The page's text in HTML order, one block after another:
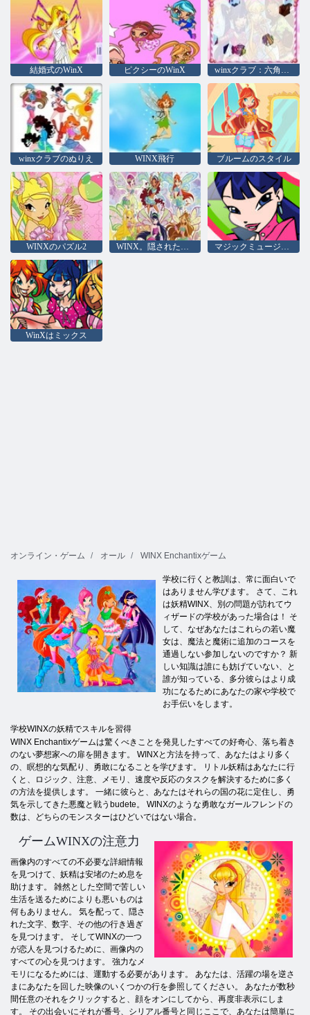
結婚式のWinX ピクシーのWinX winxクラブ：六角形のパズル
winxクラブのぬりえ WINX飛行 ブルームのスタイル
WINXのパズル2 WINX。隠された数字 マジックミュージックWINX
WinXはミックス
オンライン・ゲーム オール WINX Enchantixゲーム
学校に行くと教訓は、常に面白いで
はありません学びます。 さて、これ
は妖精WINX、別の問題が訪れてウ
ィザードの学校があった場合は！ そ
して、なぜあなたはこれらの若い魔
女は、魔法と魔術に追加のコースを
通過しない参加しないのですか？ 新
しい知識は誰にも妨げていない、と
誰が知っている、多分彼らはより成
功になるためにあなたの家や学校で
お手伝いをします。
学校WINXの妖精でスキルを習得
WINX Enchantixゲームは驚くべきことを発見したすべての好奇心、落ち着き
のない夢想家への扉を開きます。 WINXと方法を持って、あなたはより多く
の、瞑想的な気配り、勇敢になることを学びます。 リトル妖精はあなたに行
くと、ロジック、注意、メモリ、速度や反応のタスクを解決するために多く
の方法を提供します。 一緒に彼らと、あなたはそれらの国の花に定住し、勇
気を示してきた悪魔と戦うbudete。 WINXのような勇敢なガールフレンドの
数は、どちらのモンスターはひどいではない場合。
ゲームWINXの注意力
画像内のすべての不必要な詳細情報
を見つけて、妖精は安堵のため息を
助けます。 雑然とした空間で苦しい
生活を送るためによりも悪いものは
何もありません。 気を配って、隠さ
れた文字、数字、その他の行き過ぎ
を見つけます。 そしてWINXの一つ
が恋人を見つけるために、画像内の
すべての心を見つけます。 強力なメ
モリになるためには、運動する必要があります。 あなたは、活躍の場を逆さ
まにあなたを回した映像のいくつかの行を参照してください。 あなたが数秒
間任意のそれをクリックすると、顔をオンにしてから、再度非表示にしま
す。 その出会いにそれが番号、シリアル番号と同じここで、あなたは簡単に